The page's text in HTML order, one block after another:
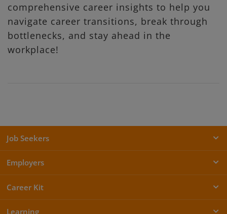
comprehensive career insights to help you
navigate career transitions, break through
bottlenecks, and stay ahead in the
workplace!
Job Seekers
Employers
Career Kit
Learning